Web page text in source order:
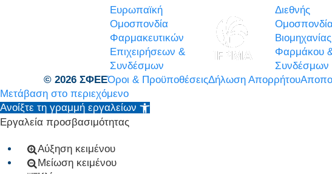
Ευρωπαϊκή
Ομοσπονδία
Φαρμακευτικών
Επιχειρήσεων &
Συνδέσμων
Διεθνής
Βιομηχανίας
Φαρμάκου
Συνδέσμων
© 2026 ΣΦΕΕΌροι & ΠροϋποθέσειςΔήλωση Απορρήτου
Μετάβαση στο περιεχόμενο
Ανοίξτε τη γραμμή εργαλείων
Εργαλεία προσβασιμότητας
Αύξηση κειμένου
Μείωση κειμένου